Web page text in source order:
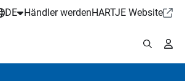
DE Händler werdenHARTJE Website